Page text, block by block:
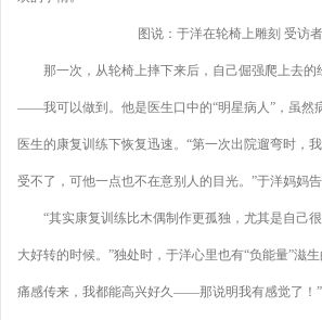
图说：于洋在轮椅上雕刻 受访
那一次，从轮椅上摔下来后，自己倔强爬上去的
——我可以做到。他是医生口中的“明星病人”，虽然
医生的康复训练下恢复迅速。“第一次出院遛弯时，
受不了，可他一点也不在意别人的目光。”于洋妈妈告
“其实康复训练比木偶制作更孤独，尤其是自己很
大好转的时候。”独处时，于洋心里也有“负能量”滋
痛感传来，我都能高兴好久——那说明我有感觉了！”